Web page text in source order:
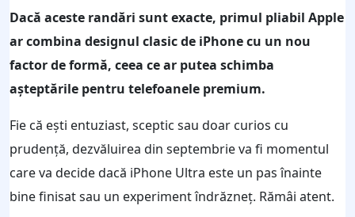
Dacă aceste randări sunt exacte, primul pliabil Apple
ar combina designul clasic de iPhone cu un nou
factor de formă, ceea ce ar putea schimba
așteptările pentru telefoanele premium.
Fie că ești entuziast, sceptic sau doar curios cu
prudență, dezvăluirea din septembrie va fi momentul
care va decide dacă iPhone Ultra este un pas înainte
bine finisat sau un experiment îndrăzneț. Rămâi atent.